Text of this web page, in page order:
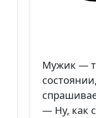
Мужик —
— Ну, как